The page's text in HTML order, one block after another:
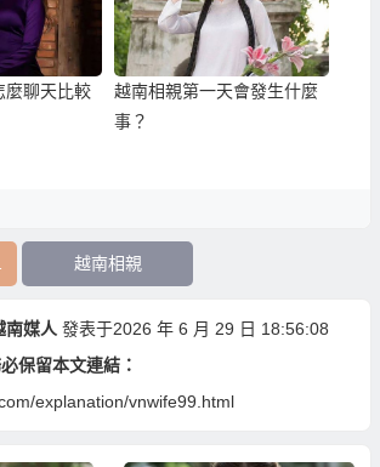
麼聊天比較
越南相親第一天會發生什麼
事？
越南相親
南媒人 發表于2026 年 6 月 29 日 18:56:08
保留本文連結：
explanation/vnwife99.html